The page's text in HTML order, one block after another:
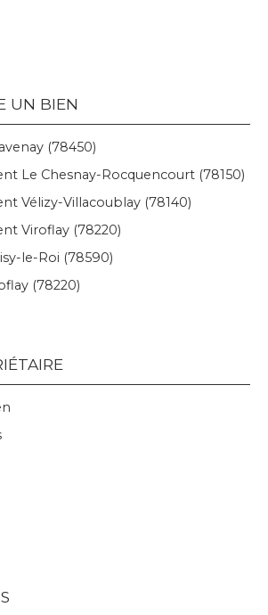
UN BIEN
(78450)
Le Chesnay-Rocquencourt (78150)
Vélizy-Villacoublay (78140)
Viroflay (78220)
le-Roi (78590)
(78220)